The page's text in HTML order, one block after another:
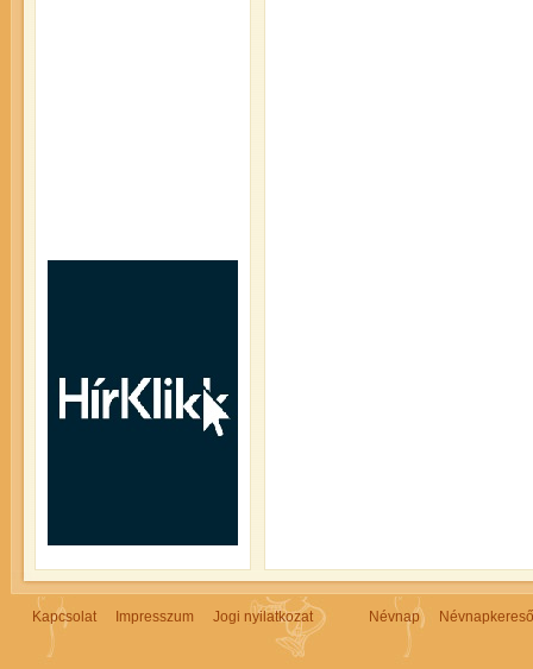
Kapcsolat Impresszum Jogi nyilatkozat Névnap Névnapkereső